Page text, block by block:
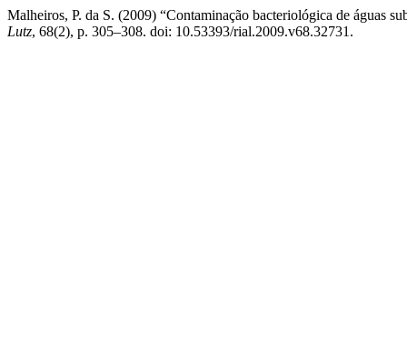
Malheiros, P. da S. (2009) “Contaminação bacteriológica de águas
Lutz, 68(2), p. 305–308. doi: 10.53393/rial.2009.v68.32731.